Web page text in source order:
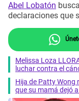
Abel Lobatón
declaraciones que
Melissa Loza
luchar contra el
Hija de Patty Wong
que su mamá dejó